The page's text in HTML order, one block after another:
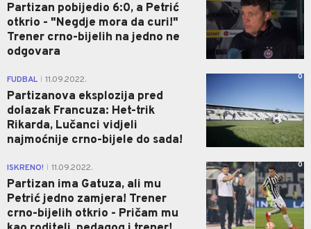
Partizan pobijedio 6:0, a Petrić
otkrio - "Negdje mora da curi!"
Trener crno-bijelih na jedno ne
odgovara
FUDBAL 11.09.2022.
Partizanova eksplozija pred
dolazak Francuza: Het-trik
Rikarda, Lučanci vidjeli
najmoćnije crno-bijele do sada!
0
ISKRENO! 11.09.2022.
Partizan ima Gatuza, ali mu
Petrić jedno zamjera! Trener
crno-bijelih otkrio - Pričam mu
0